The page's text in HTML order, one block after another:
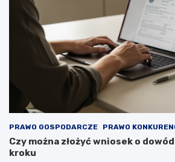
PRAWO GOSPODARCZE PRAWO
Czy można złożyć wniosek o
kroku